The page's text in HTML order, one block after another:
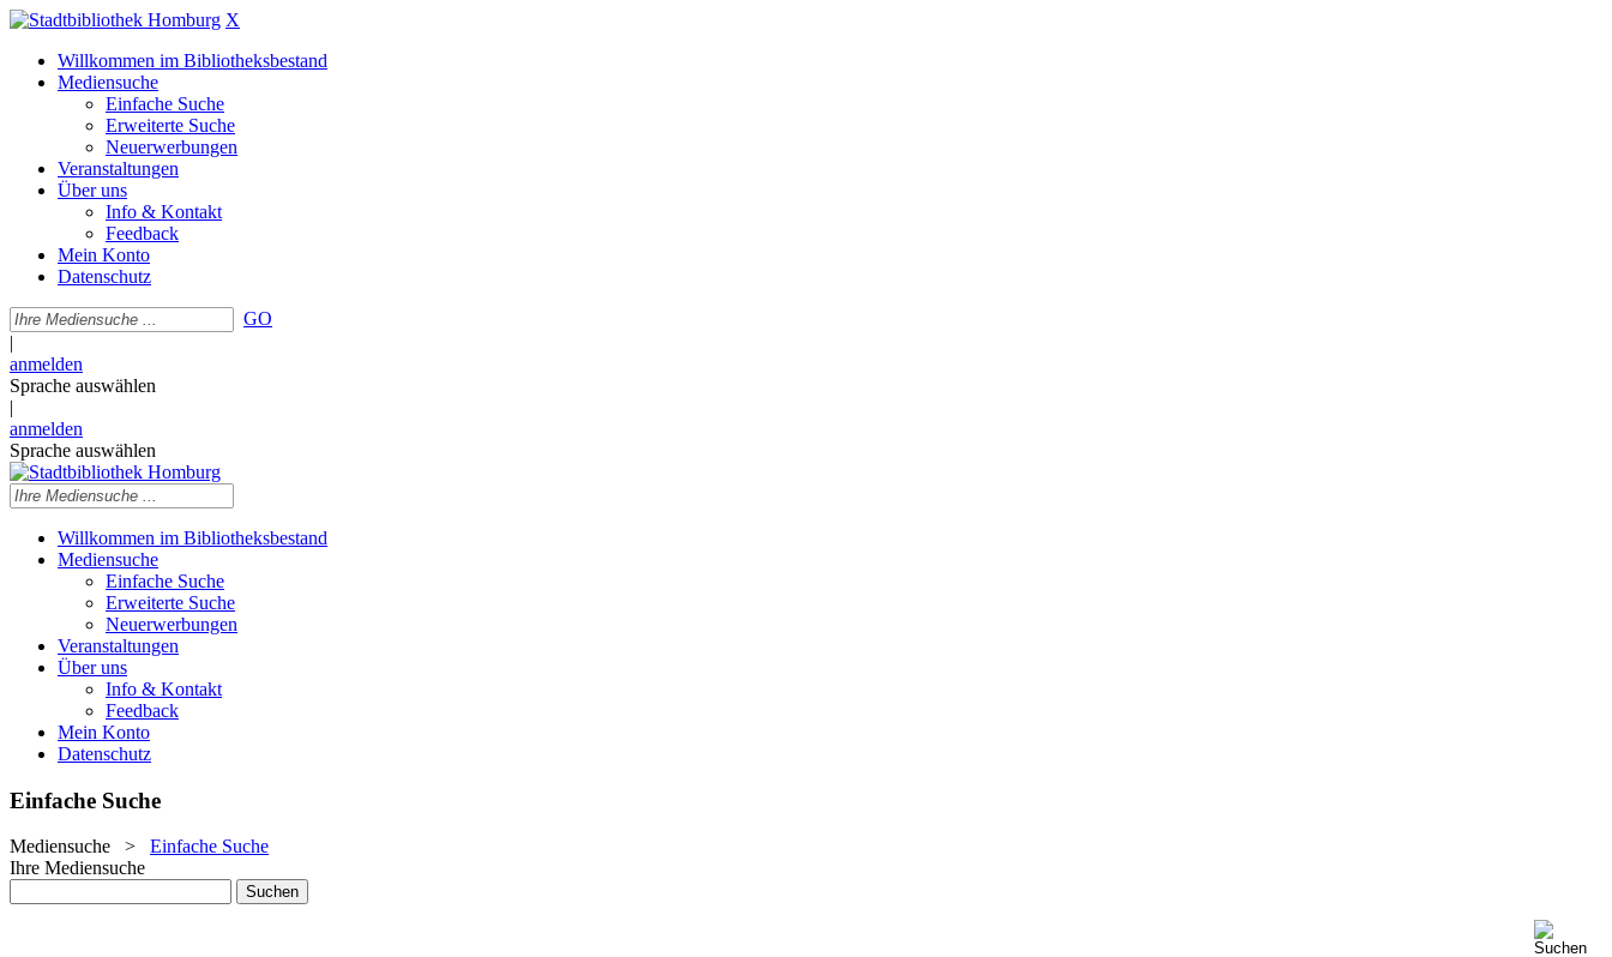
X
Willkommen im Bibliotheksbestand
Mediensuche
Einfache Suche
Erweiterte Suche
Neuerwerbungen
Veranstaltungen
Über uns
Info & Kontakt
Feedback
Mein Konto
Datenschutz
GO
|
anmelden
Sprache auswählen
|
anmelden
Sprache auswählen
Willkommen im Bibliotheksbestand
Mediensuche
Einfache Suche
Erweiterte Suche
Neuerwerbungen
Veranstaltungen
Über uns
Info & Kontakt
Feedback
Mein Konto
Datenschutz
Einfache Suche
Mediensuche > Einfache Suche
Ihre Mediensuche